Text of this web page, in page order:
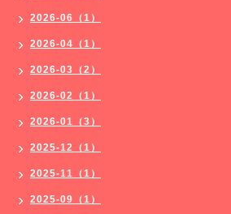
2026-06（1）
2026-04（1）
2026-03（2）
2026-02（1）
2026-01（3）
2025-12（1）
2025-11（1）
2025-09（1）